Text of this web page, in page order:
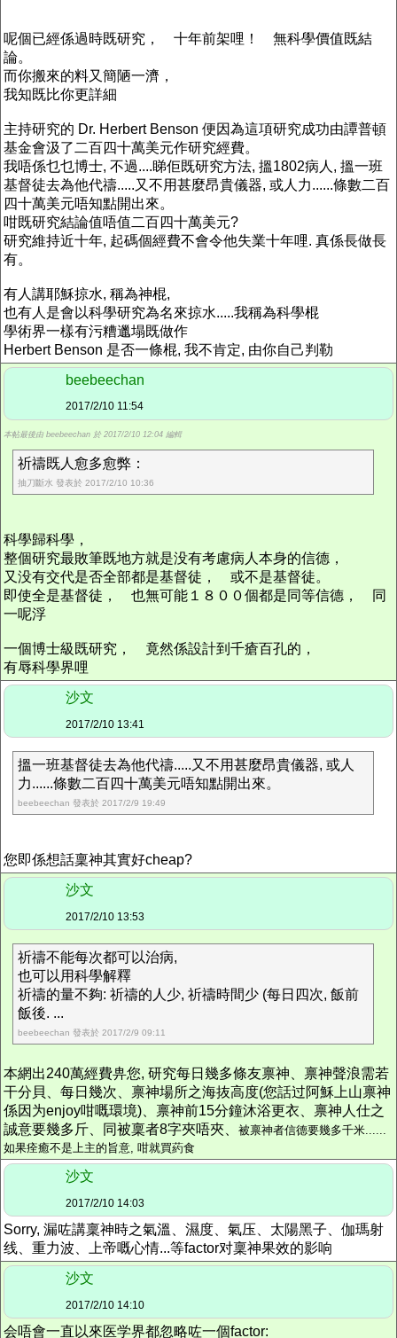
呢個已經係過時既研究， 十年前架哩！ 無科學價值既結
論。
而你搬來的料又簡陋一濟，
我知既比你更詳細
主持研究的 Dr. Herbert Benson 便因為這項研究成功由譚普頓
基金會汲了二百四十萬美元作研究經費。
我唔係乜乜博士, 不過....睇佢既研究方法, 搵1802病人, 搵一班
基督徒去為他代禱.....又不用甚麼昂貴儀器, 或人力......條數二百
四十萬美元唔知點開出來。
咁既研究結論值唔值二百四十萬美元?
研究維持近十年, 起碼個經費不會令他失業十年哩. 真係長做長
有。
有人講耶穌掠水, 稱為神棍,
也有人是會以科學研究為名來掠水.....我稱為科學棍
學術界一樣有污糟邋塌既做作
Herbert Benson 是否一條棍, 我不肯定, 由你自己判勒
beebeechan
2017/2/10 11:54
本帖最後由 beebeechan 於 2017/2/10 12:04 編輯
祈禱既人愈多愈弊：
抽刀斷水 發表於 2017/2/10 10:36
科學歸科學，
整個研究最敗筆既地方就是没有考慮病人本身的信德，
又没有交代是否全部都是基督徒， 或不是基督徒。
即使全是基督徒， 也無可能１８００個都是同等信德， 同
一呢浮
一個博士級既研究， 竟然係設計到千瘡百孔的，
有辱科學界哩
沙文
2017/2/10 13:41
搵一班基督徒去為他代禱.....又不用甚麼昂貴儀器, 或人
力......條數二百四十萬美元唔知點開出來。
beebeechan 發表於 2017/2/9 19:49
您即係想話稟神其實好cheap?
沙文
2017/2/10 13:53
祈禱不能每次都可以治病,
也可以用科學解釋
祈禱的量不夠: 祈禱的人少, 祈禱時間少 (每日四次, 飯前
飯後. ...
beebeechan 發表於 2017/2/9 09:11
本網出240萬經費畁您, 研究每日幾多條友禀神、禀神聲浪需若
干分貝、每日幾次、禀神場所之海抜高度(您話过阿穌上山禀神
係因为enjoy咁嘅環境)、禀神前15分鐘沐浴更衣、禀神人仕之
誠意要幾多斤、同被稟者8字夾唔夾、 被禀神者信德要幾多千米......
如果痊癒不是上主的旨意, 咁就買葯食
沙文
2017/2/10 14:03
Sorry, 漏咗講稟神時之氣溫、濕度、氣压、太陽黑子、伽瑪射
线、重力波、上帝嘅心情...等factor对稟神果效的影响
沙文
2017/2/10 14:10
会唔會一直以來医学界都忽略咗一個factor: